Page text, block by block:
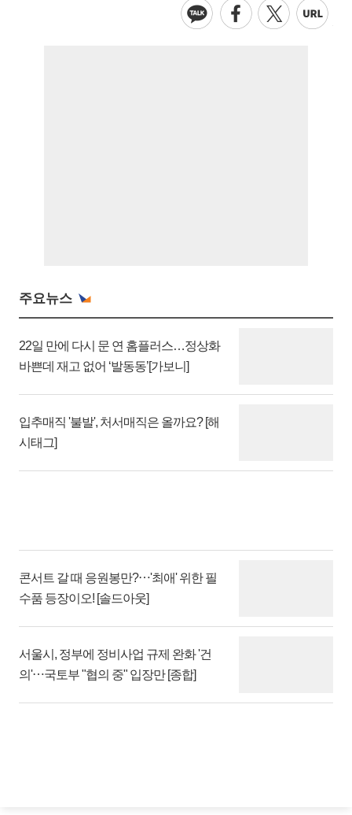
주요뉴스
22일 만에 다시 문 연 홈플러스…정상화
바쁜데 재고 없어 ‘발동동’[가보니]
입추매직 '불발', 처서매직은 올까요? [해
시태그]
콘서트 갈 때 응원봉만?⋯'최애' 위한 필
수품 등장이오! [솔드아웃]
서울시, 정부에 정비사업 규제 완화 '건
의'⋯국토부 "협의 중" 입장만 [종합]